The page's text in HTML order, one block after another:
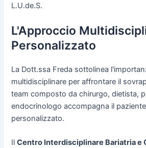
L.U.de.S.
L'Approccio
Personalizzato
La Dott.ssa Freda sottolinea
multidisciplinare per affrontare il
team composto da chirurgo, dietista,
endocrinologo accompagna il
personalizzato.
IlCentro Interdisciplinare Bariatria e